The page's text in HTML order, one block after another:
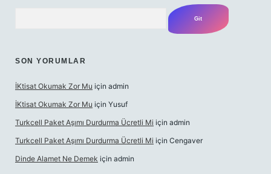
SON YORUMLAR
İKtisat Okumak Zor Mu için admin
İKtisat Okumak Zor Mu için Yusuf
Turkcell Paket Aşımı Durdurma Ücretli Mi için admin
Turkcell Paket Aşımı Durdurma Ücretli Mi için Cengaver
Dinde Alamet Ne Demek için admin